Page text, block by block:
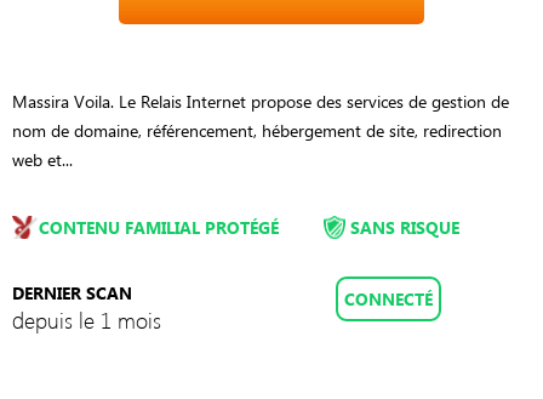
Massira Voila. Le Relais Internet propose des services de gestion de
nom de domaine, référencement, hébergement de site, redirection
web et...
CONTENU FAMILIAL PROTÉGÉ
DERNIER SCAN
depuis le 1 mois
SANS RISQUE
CONNECTÉ